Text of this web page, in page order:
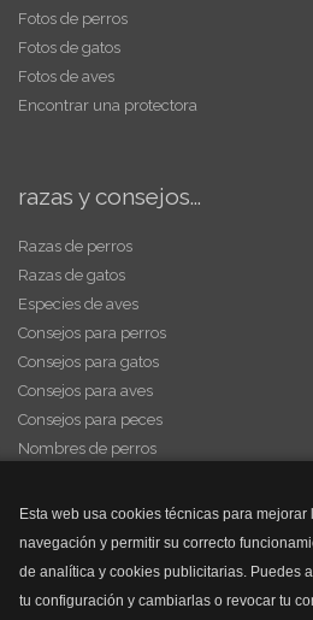
Esta web usa cookies técnicas para mejorar
navegación y permitir su correcto
de analítica y cookies publicitarias. Puedes
tu configuración y cambiarlas o revocar tu
Fotos de perros
Fotos de gatos
Fotos de aves
Encontrar una protectora
razas y consejos...
Razas de perros
Razas de gatos
Especies de aves
Consejos para perros
Consejos para gatos
Consejos para aves
Consejos para peces
Nombres de perros
y mucho más...